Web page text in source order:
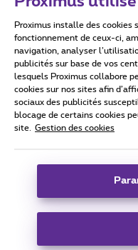
Conditions
Tous droits réservés. © 2026
Conditions générales, info
Coordonnées de l’entreprise
Boulevard du Roi Albert II
Proximus installe des cookies
fonctionnement de ceux-ci,
navigation, analyser
publicités sur base de vos
lesquels Proximus collabore
cookies sur nos sites afin
sociaux des publicités
blocage de certains cookies
site.
Gestion des cookies